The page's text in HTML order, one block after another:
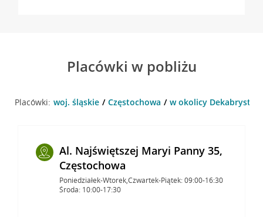
Placówki w pobliżu
Placówki: woj. śląskie Częstochowa w okolicy
Al. Najświętszej Maryi Panny 35,
Częstochowa
Poniedziałek-Wtorek,Czwartek-Piątek: 09:00-16:30
Środa: 10:00-17:30